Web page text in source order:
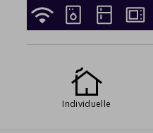
Individuelle